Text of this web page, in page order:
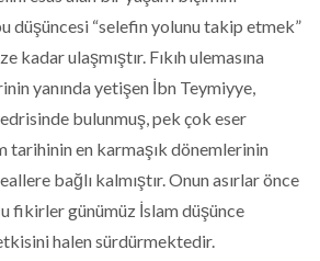
düşüncesi “selefin yolunu takip etmek”
kadar ulaşmıştır. Fıkıh ulemasına
yanında yetişen İbn Teymiyye,
bulunmuş, pek çok eser
tarihinin en karmaşık dönemlerinin
bağlı kalmıştır. Onun asırlar önce
fikirler günümüz İslam düşünce
halen sürdürmektedir.